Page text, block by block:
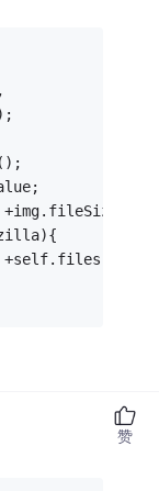
+img.fileSize);
赞